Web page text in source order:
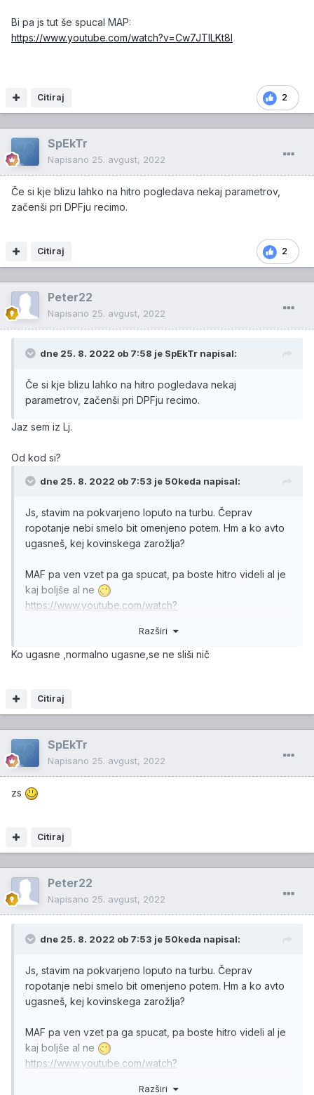
Bi pa js tut še spucal MAP:
https://www.youtube.com/watch?v=Cw7JTlLKt8I
2
Citiraj
SpEkTr
Napisano 25. avgust, 2022
Če si kje blizu lahko na hitro pogledava nekaj parametrov,
začenši pri DPFju recimo.
2
Citiraj
Peter22
Napisano 25. avgust, 2022
dne 25. 8. 2022 ob 7:58 je SpEkTr napisal:
Če si kje blizu lahko na hitro pogledava nekaj
parametrov, začenši pri DPFju recimo.
Jaz sem iz Lj.
Od kod si?
dne 25. 8. 2022 ob 7:53 je 50keda napisal:
Js, stavim na pokvarjeno loputo na turbu. Čeprav
ropotanje nebi smelo bit omenjeno potem. Hm a ko avto
ugasneš, kej kovinskega zarožlja?
MAF pa ven vzet pa ga spucat, pa boste hitro videli al je
kaj boljše al ne
https://www.youtube.com/watch?
Bi pa js tut še spucal MAP:
Razširi
Ko ugasne ,normalno ugasne,se ne sliši nič
Citiraj
SpEkTr
Napisano 25. avgust, 2022
zs
Citiraj
Peter22
Napisano 25. avgust, 2022
dne 25. 8. 2022 ob 7:53 je 50keda napisal:
Js, stavim na pokvarjeno loputo na turbu. Čeprav
ropotanje nebi smelo bit omenjeno potem. Hm a ko avto
ugasneš, kej kovinskega zarožlja?
MAF pa ven vzet pa ga spucat, pa boste hitro videli al je
kaj boljše al ne
https://www.youtube.com/watch?
Razširi